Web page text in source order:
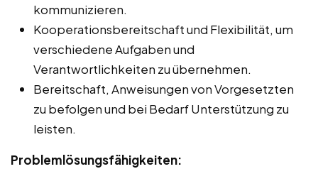
kommunizieren.
Kooperationsbereitschaft und Flexibilität, um
verschiedene Aufgaben und
Verantwortlichkeiten zu übernehmen.
Bereitschaft, Anweisungen von Vorgesetzten
zu befolgen und bei Bedarf Unterstützung zu
leisten.
Problemlösungsfähigkeiten: